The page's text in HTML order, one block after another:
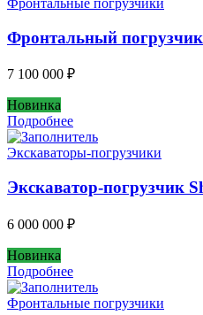
Фронтальный
7 100 000 ₽
Новинка
Подробнее
Экскаваторы-погрузчики
Экскаватор-погрузчик
6 000 000 ₽
Новинка
Подробнее
Фронтальные погрузчики